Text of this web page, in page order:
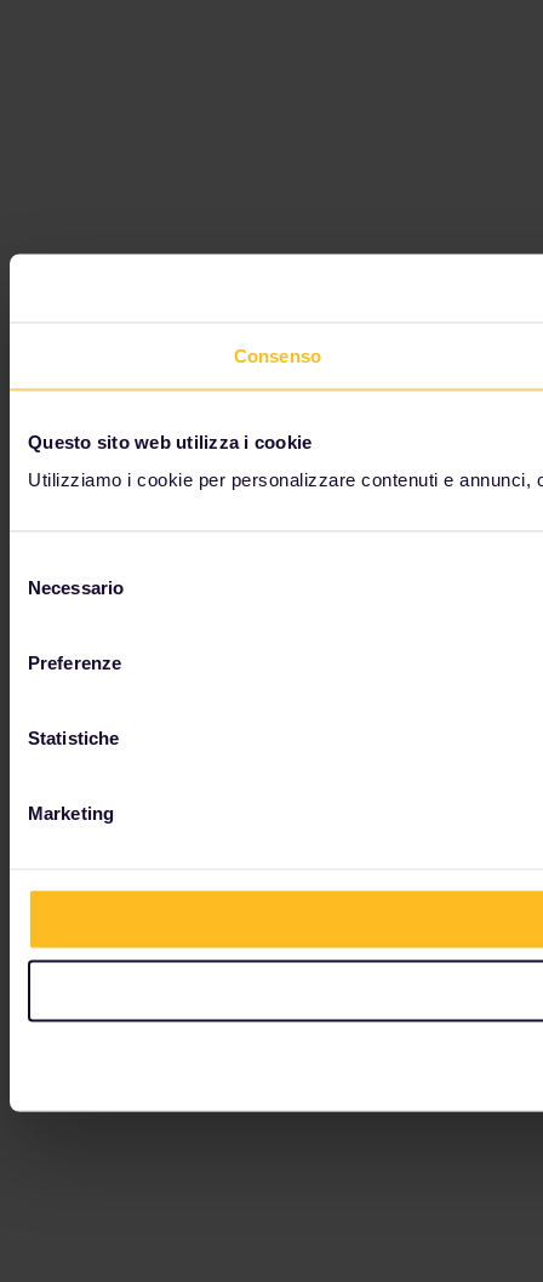
Consenso
Questo sito web utilizza i cookie
Utilizziamo i cookie per personalizzare contenuti e
delNecessario
Preferenze
Statistiche
Marketing